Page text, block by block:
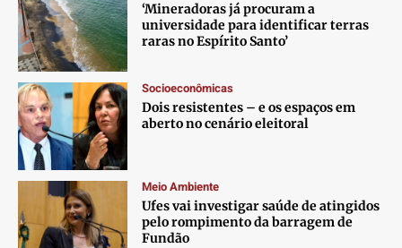
‘Mineradoras já procuram a
universidade para identificar terras
raras no Espírito Santo’
Socioeconômicas
Dois resistentes – e os espaços em
aberto no cenário eleitoral
Meio Ambiente
Ufes vai investigar saúde de atingidos
pelo rompimento da barragem de
Fundão